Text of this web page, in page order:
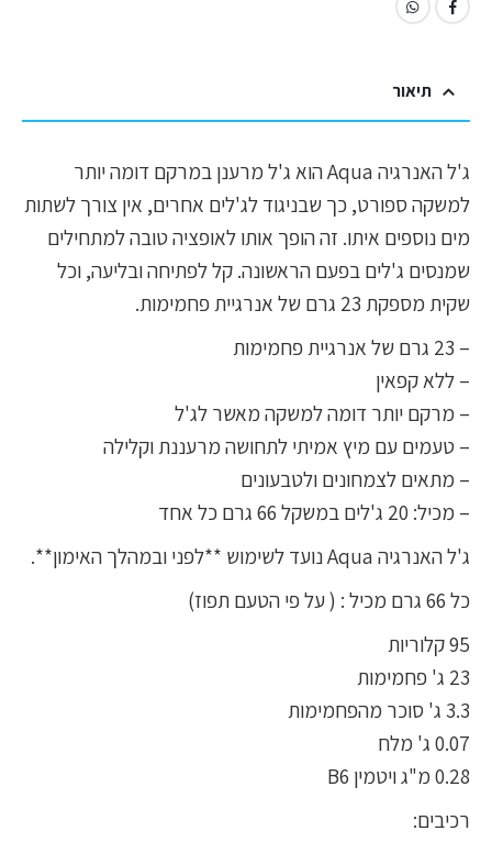
תיאור
ג'ל האנרגיה Aqua הוא ג'ל מרענן במרקם דומה יותר
למשקה ספורט, כך שבניגוד לג'לים אחרים, אין צורך לשתות
מים נוספים איתו. זה הופך אותו לאופציה טובה למתחילים
שמנסים ג'לים בפעם הראשונה. קל לפתיחה ובליעה, וכל
שקית מספקת 23 גרם של אנרגיית פחמימות.
– 23 גרם של אנרגיית פחמימות
– ללא קפאין
– מרקם יותר דומה למשקה מאשר לג'ל
– טעמים עם מיץ אמיתי לתחושה מרעננת וקלילה
– מתאים לצמחונים ולטבעונים
– מכיל: 20 ג'לים במשקל 66 גרם כל אחד
ג'ל האנרגיה Aqua נועד לשימוש **לפני ובמהלך האימון**.
כל 66 גרם מכיל : ( על פי הטעם תפוז)
95 קלוריות
23 ג' פחמימות
3.3 ג' סוכר מהפחמימות
0.07 ג' מלח
0.28 מ"ג ויטמין B6
רכיבים: